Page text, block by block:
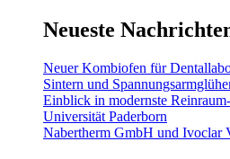
Neueste
Neuer Kombiofen für
Sintern und
Einblick in modernste
Universität Paderborn
Nabertherm GmbH und Ivoclar